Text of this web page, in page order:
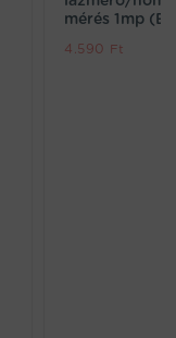
mérés 1mp
4.590 Ft